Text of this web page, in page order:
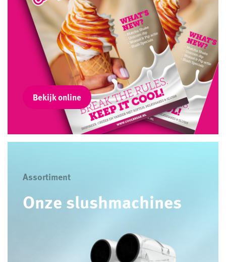
Bekijk online
Assortiment
Onze slushmachines